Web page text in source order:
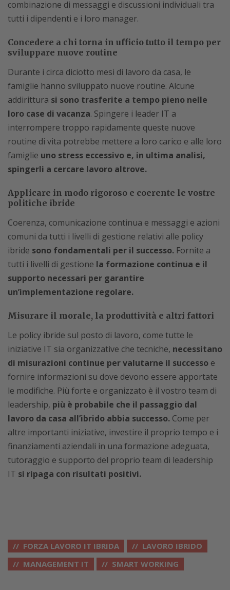
combinazione di messaggi e discussioni individuali tra
tutti i dipendenti e i loro manager.
Concedere a chi torna in ufficio tutto il tempo per
sviluppare nuove routine
Durante i circa diciotto mesi di lavoro da casa, le
famiglie hanno sviluppato nuove routine. Alcune
addirittura si sono trasferite a tempo pieno nelle
loro case di vacanza. Spingere i leader IT a
interrompere troppo rapidamente queste nuove
routine di vita potrebbe mettere a loro carico e alle loro
famiglie uno stress eccessivo e, in ultima analisi,
spingerli a cercare lavoro altrove.
Applicare in modo rigoroso e coerente le vostre
politiche ibride
Coerenza, comunicazione continua e messaggi e azioni
comuni da tutti i livelli di gestione relativi alle policy
ibride sono fondamentali per il successo. Fornite a
tutti i livelli di gestione la formazione continua e il
supporto necessari per garantire
un’implementazione regolare.
Misurare il morale, la produttività e altri fattori
Le policy ibride sul posto di lavoro, come tutte le
iniziative IT sia organizzative che tecniche, necessitano
di misurazioni continue per valutarne il successo e
fornire informazioni su dove devono essere apportate
le modifiche. Più forte e organizzato è il vostro team di
leadership, più è probabile che il passaggio dal
lavoro da casa all’ibrido abbia successo. Come per
altre importanti iniziative, investire il proprio tempo e i
finanziamenti aziendali in una formazione adeguata,
tutoraggio e supporto del proprio team di leadership
IT si ripaga con risultati positivi.
FORZA LAVORO IT IBRIDA
LAVORO IBRIDO
MANAGEMENT IT
SMART WORKING